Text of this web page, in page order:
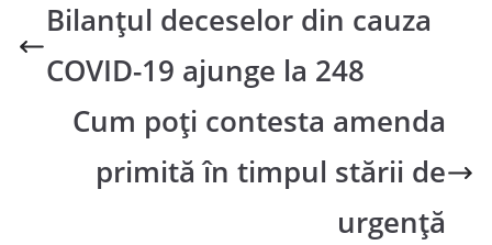
Bilanțul deceselor din cauza
COVID-19 ajunge la 248
Cum poți contesta amenda
primită în timpul stării de
urgență